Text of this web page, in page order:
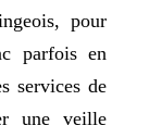
pour
parfois en
services de
une veille